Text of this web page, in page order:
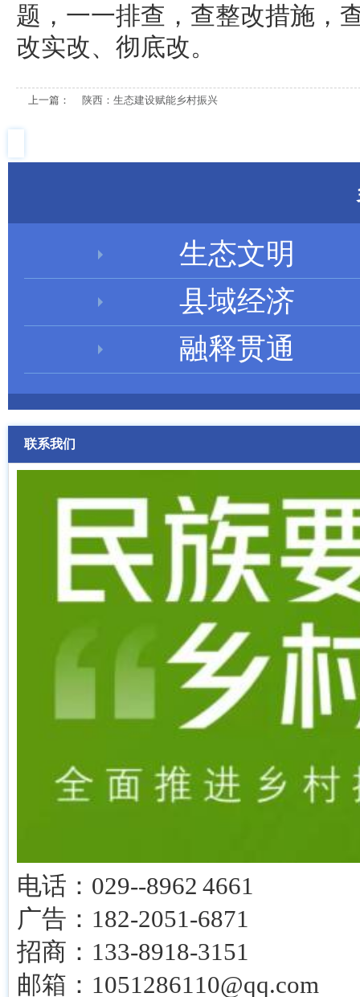
题，一一排查，查整改措施，
改实改、彻底改。
上一篇： 陕西：生态建设赋能乡村振兴
生态文明
县域经济
融释贯通
联系我们
电话：029--8962 4661
广告：182-2051-6871
招商：133-8918-3151
邮箱：1051286110@qq.com